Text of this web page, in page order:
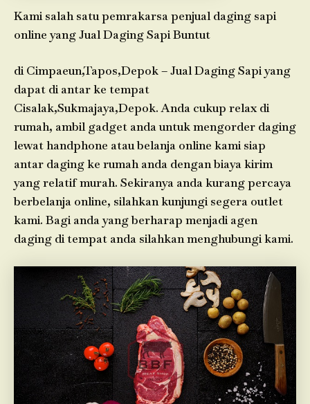
Kami salah satu pemrakarsa penjual daging sapi
online yang Jual Daging Sapi Buntut
di Cimpaeun,Tapos,Depok – Jual Daging Sapi yang
dapat di antar ke tempat
Cisalak,Sukmajaya,Depok. Anda cukup relax di
rumah, ambil gadget anda untuk mengorder daging
lewat handphone atau belanja online kami siap
antar daging ke rumah anda dengan biaya kirim
yang relatif murah. Sekiranya anda kurang percaya
berbelanja online, silahkan kunjungi segera outlet
kami. Bagi anda yang berharap menjadi agen
daging di tempat anda silahkan menghubungi kami.